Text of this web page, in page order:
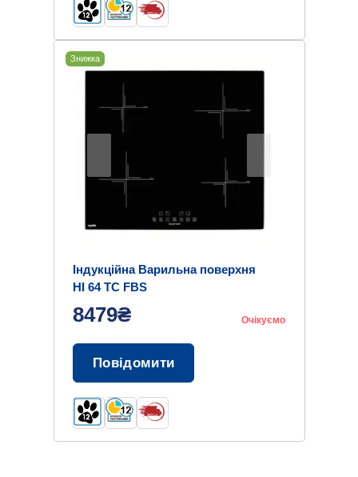
Знижка
Індукційна Варильна поверхня
HI 64 TC FBS
8479₴ Очікуємо
Повідомити